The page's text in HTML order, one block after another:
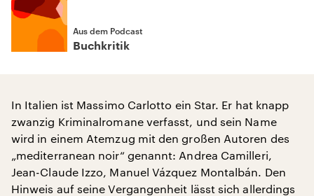
Aus dem Podcast
Buchkritik
In Italien ist Massimo Carlotto ein Star. Er hat knapp
zwanzig Kriminalromane verfasst, und sein Name
wird in einem Atemzug mit den großen Autoren des
„mediterranean noir“ genannt: Andrea Camilleri,
Jean-Claude Izzo, Manuel Vázquez Montalbán. Den
Hinweis auf seine Vergangenheit lässt sich allerdings